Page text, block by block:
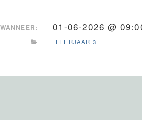
WANNEER: 01-06-2026 @
LEERJAAR 3